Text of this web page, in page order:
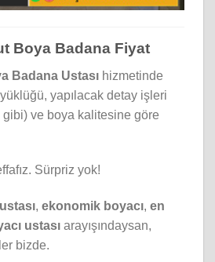
Boya Badana Fiyat
Badana Ustası hizmetinde
yapılacak detay işleri
ve boya kalitesine göre
Sürpriz yok!
, ekonomik boyacı, en
ustası arayışındaysan,
bizde.